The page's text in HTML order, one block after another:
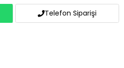
Telefon Siparişi